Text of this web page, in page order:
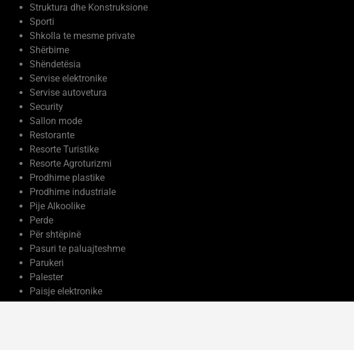
Struktura dhe Konstruksione
Sporti
Shkolla te mesme private
Shërbime
Shëndetësia
Servise elektronike
Servise autovetura
Security
Sallon mode
Restorante
Resorte Turistike
Resorte Agroturizmi
Prodhime plastike
Prodhime industriale
Pije Alkoolike
Perde
Për shtëpinë
Pasuri te paluajteshme
Parukeri
Palester
Paisje elektronike